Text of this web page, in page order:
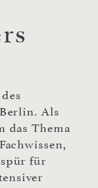
Als
das Thema
für